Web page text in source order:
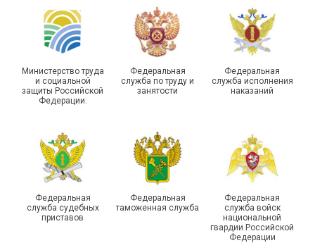
Самарской области
области
Единство традиций и сила
организаций ГУФСИН
России по Пермскому
краю приняли участие в
туристическом слете
Министерство труда
и социальной
защиты Российской
Федерации.
Федеральная
служба по труду и
занятости
Федеральная
служба исполнения
наказаний
Федеральная
служба судебных
приставов
Федеральная
таможенная служба
Федеральная
служба войск
национальной
гвардии Российской
Федерации